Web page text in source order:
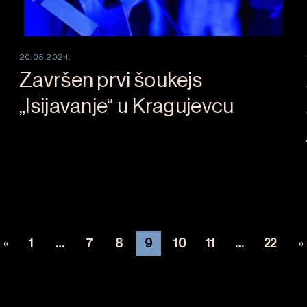
20.05.2024.
Završen prvi šoukejs
„Isijavanje“ u Kragujevcu
« 1 … 7 8 9 10 11 … 22 »